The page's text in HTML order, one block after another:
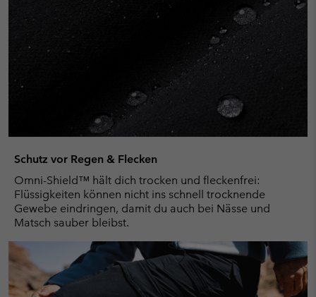
Schutz vor Regen & Flecken
Omni-Shield™ hält dich trocken und fleckenfrei:
Flüssigkeiten können nicht ins schnell trocknende
Gewebe eindringen, damit du auch bei Nässe und
Matsch sauber bleibst.